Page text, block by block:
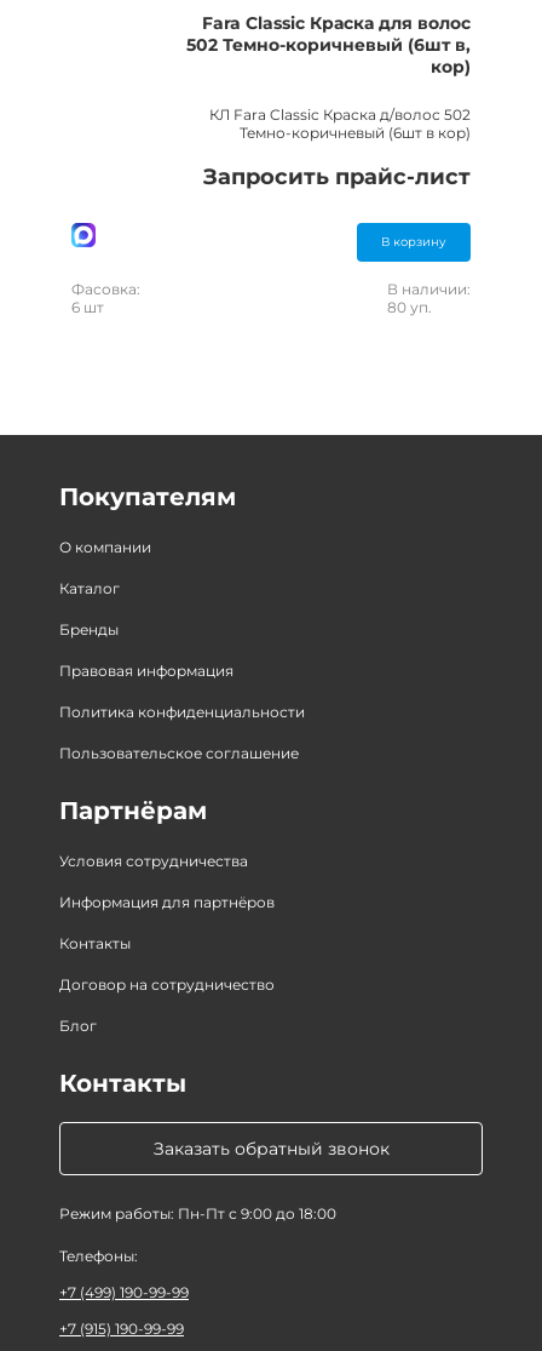
Fara Classic Краска для волос
502 Темно-коричневый (6шт в,
кор)
КЛ Fara Classic Краска д/волос 502
Темно-коричневый (6шт в кор)
Запросить прайс-лист
В корзину
Фасовка:
6 шт
В наличии:
80 уп.
Покупателям
О компании
Каталог
Бренды
Правовая информация
Политика конфиденциальности
Пользовательское соглашение
Партнёрам
Условия сотрудничества
Информация для партнёров
Контакты
Договор на сотрудничество
Блог
Заказать обратный звонок
Режим работы: Пн-Пт с 9:00 до 18:00
Контакты
Телефоны:
+7 (499) 190-99-99
+7 (915) 190-99-99